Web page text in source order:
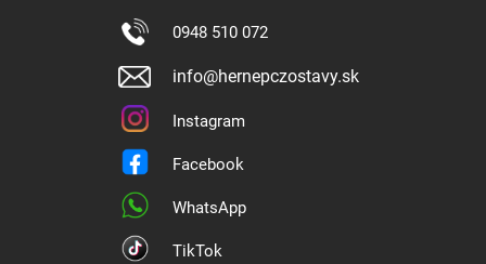
0948 510 072
info@hernepczostavy.sk
Instagram
Facebook
WhatsApp
TikTok